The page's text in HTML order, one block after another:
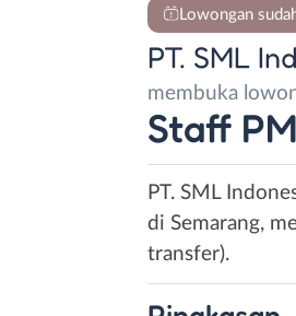
Lowongan
PT. SML
membuka
Staff
PT. SML
di Semarang,
transfer).